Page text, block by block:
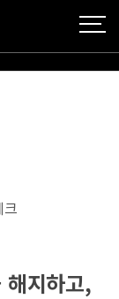
크
지하고,